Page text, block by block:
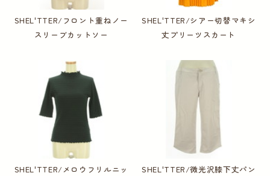
SHEL'TTER/フロント重ねノー
スリーブカットソー
SHEL'TTER/シアー切替マキシ
丈プリーツスカート
SHEL'TTER/メロウフリルニッ
SHEL'TTER/微光沢膝下丈パン